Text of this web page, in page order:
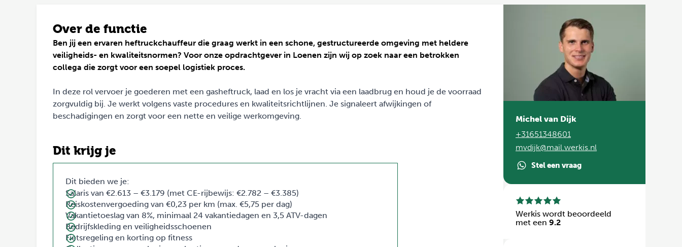
Over de functie
Ben jij een ervaren heftruckchauffeur die graag werkt in een schone, gestructureerde omgeving met heldere
veiligheids- en kwaliteitsnormen? Voor onze opdrachtgever in Loenen zijn wij op zoek naar een betrokken
collega die zorgt voor een soepel logistiek proces.
In deze rol vervoer je goederen met een gasheftruck, laad en los je vracht via een laadbrug en houd je de voorraad
zorgvuldig bij. Je werkt volgens vaste procedures en kwaliteitsrichtlijnen. Je signaleert afwijkingen of
beschadigingen en zorgt voor een nette en veilige werkomgeving.
Dit krijg je
Dit bieden we je:
Salaris van €2.613 – €3.179 (met CE-rijbewijs: €2.782 – €3.385)
Reiskostenvergoeding van €0,23 per km (max. €5,75 per dag)
Vakantietoeslag van 8%, minimaal 24 vakantiedagen en 3,5 ATV-dagen
Bedrijfskleding en veiligheidsschoenen
Fietsregeling en korting op fitness
Michel van Dijk
+31651348601
mvdijk@mail.werkis.nl
Stel een vraag
Werkis wordt beoordeeld
met een 9.2